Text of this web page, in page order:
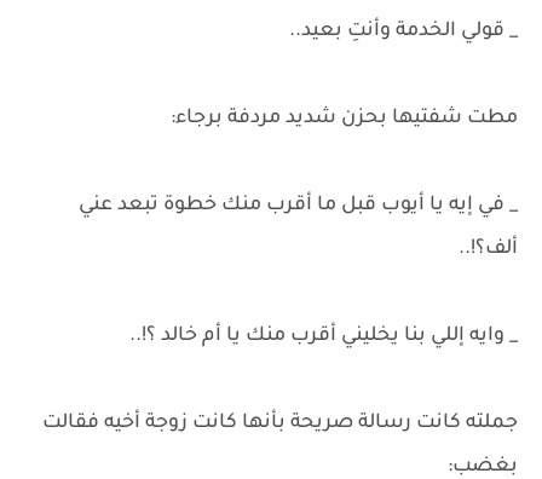
_ قولي الخدمة وأنتِ بعيد..
مطت شفتيها بحزن شديد مردفة برجاء:
_ في إيه يا أيوب قبل ما أقرب منك خطوة تبعد عني
ألف؟!..
_ وايه إللي بنا يخليني أقرب منك يا أم خالد ؟!..
جملته كانت رسالة صريحة بأنها كانت زوجة أخيه فقالت
بغضب: